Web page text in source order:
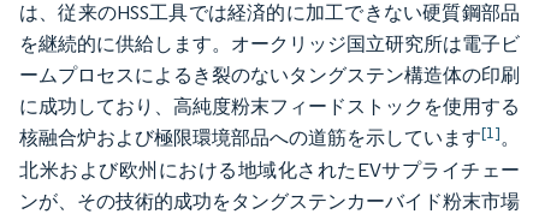
は、従来のHSS工具では経済的に加工できない硬質鋼部品
を継続的に供給します。オークリッジ国立研究所は電子ビ
ームプロセスによるき裂のないタングステン構造体の印刷
に成功しており、高純度粉末フィードストックを使用する
核融合炉および極限環境部品への道筋を示しています[1]。
北米および欧州における地域化されたEVサプライチェー
ンが、その技術的成功をタングステンカーバイド粉末市場